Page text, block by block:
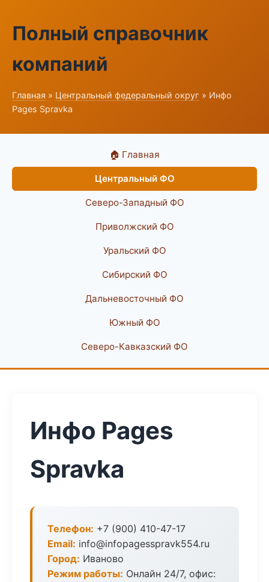
Полный справочник
компаний
Главная » Центральный федеральный округ » Инфо
Pages Spravka
🏠 Главная
Центральный ФО
Северо-Западный ФО
Приволжский ФО
Уральский ФО
Сибирский ФО
Дальневосточный ФО
Южный ФО
Северо-Кавказский ФО
Инфо Pages
Spravka
Телефон: +7 (900) 410-47-17
Email: info@infopagesspravk554.ru
Город: Иваново
Режим работы: Онлайн 24/7, офис: